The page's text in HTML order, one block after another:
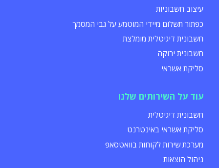
עיצוב חשבוניות
כפתור תשלום מיידי המוטמע על גבי המסמך
חשבונית דיגיטלית מומלצת
חשבונית ירוקה
סליקת אשראי
עוד על השירותים שלנו
חשבונית דיגיטלית
סליקת אשראי באינטרנט
מערכת שירות לקוחות בוואטסאפ
ניהול הוצאות